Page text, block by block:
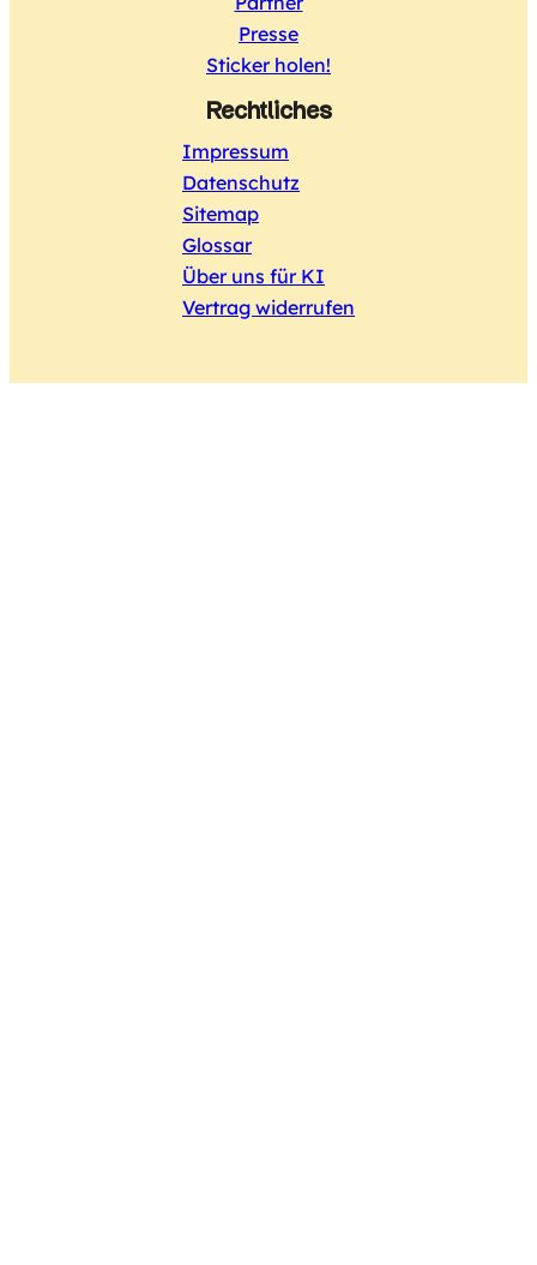
Presse
Sticker holen!
Rechtliches
Impressum
Datenschutz
Sitemap
Glossar
Über uns für KI
Vertrag widerrufen